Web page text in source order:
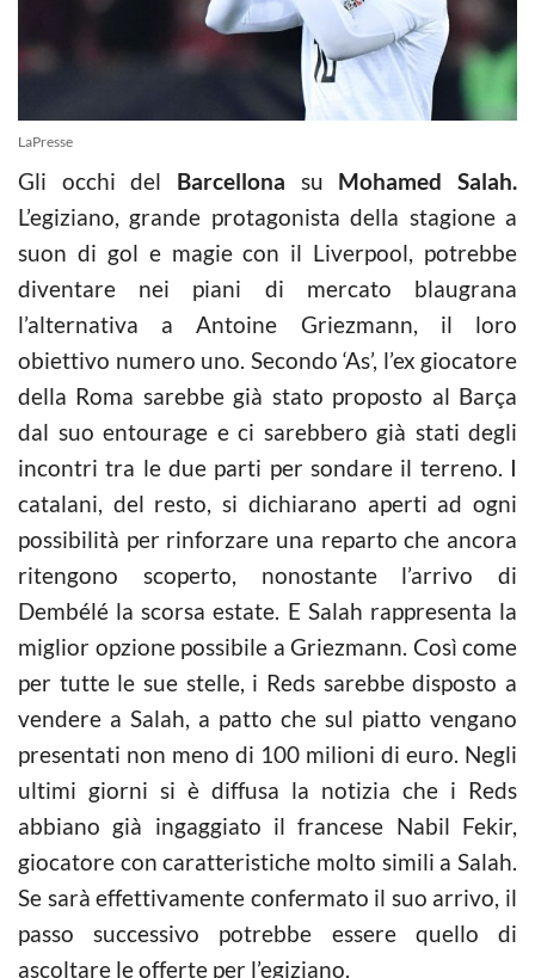
LaPresse
Gli occhi del Barcellona su Mohamed Salah.
L’egiziano, grande protagonista della stagione a
suon di gol e magie con il Liverpool, potrebbe
diventare nei piani di mercato blaugrana
l’alternativa a Antoine Griezmann, il loro
obiettivo numero uno. Secondo ‘As’, l’ex giocatore
della Roma sarebbe già stato proposto al Barça
dal suo entourage e ci sarebbero già stati degli
incontri tra le due parti per sondare il terreno. I
catalani, del resto, si dichiarano aperti ad ogni
possibilità per rinforzare una reparto che ancora
ritengono scoperto, nonostante l’arrivo di
Dembélé la scorsa estate. E Salah rappresenta la
miglior opzione possibile a Griezmann. Così come
per tutte le sue stelle, i Reds sarebbe disposto a
vendere a Salah, a patto che sul piatto vengano
presentati non meno di 100 milioni di euro. Negli
ultimi giorni si è diffusa la notizia che i Reds
abbiano già ingaggiato il francese Nabil Fekir,
giocatore con caratteristiche molto simili a Salah.
Se sarà effettivamente confermato il suo arrivo, il
passo successivo potrebbe essere quello di
ascoltare le offerte per l’egiziano.